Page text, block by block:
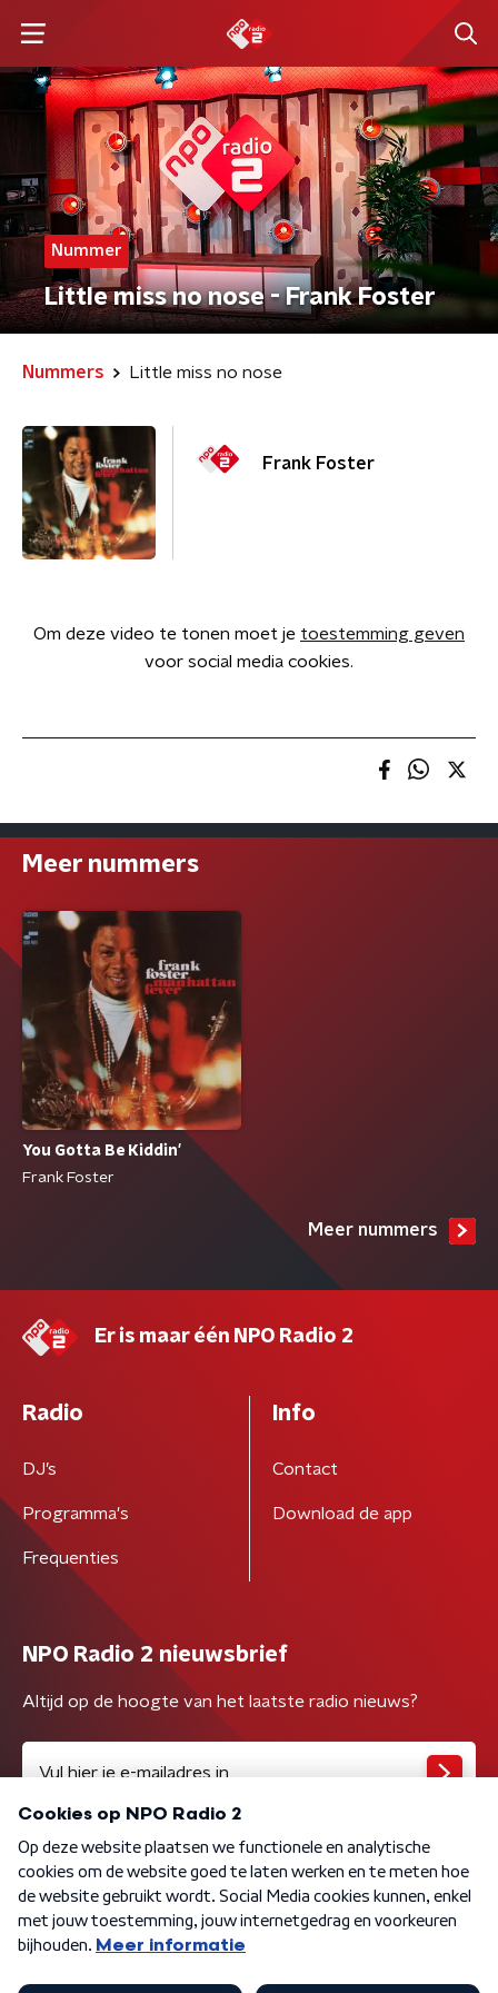
Nummer
Little miss no nose - Frank Foster
Nummers Little miss no nose
Frank Foster
Om deze video te tonen moet je toestemming geven
voor social media cookies.
Meer nummers
You Gotta Be Kiddin'
Frank Foster
Meer nummers
Er is maar één NPO Radio 2
Radio
DJ’s
Programma's
Frequenties
Info
Contact
Download de app
NPO Radio 2 nieuwsbrief
Altijd op de hoogte van het laatste radio nieuws?
Algemene voorwaarden